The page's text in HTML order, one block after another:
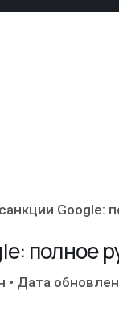
Google:
полное
• Дата